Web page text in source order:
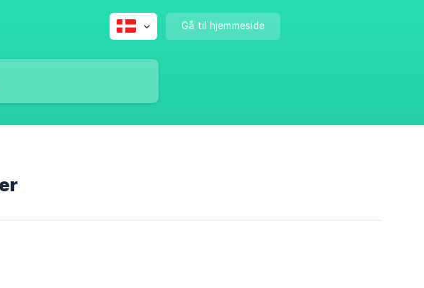
Gå til hjemmeside